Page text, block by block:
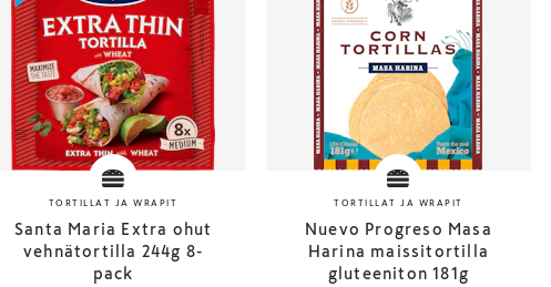
TORTILLAT JA WRAPIT
Santa Maria Extra ohut
vehnätortilla 244g 8-
pack
TORTILLAT JA WRAPIT
Nuevo Progreso Masa
Harina maissitortilla
gluteeniton 181g